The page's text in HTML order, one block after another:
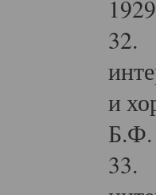
32.
и
Б.Ф.
33.